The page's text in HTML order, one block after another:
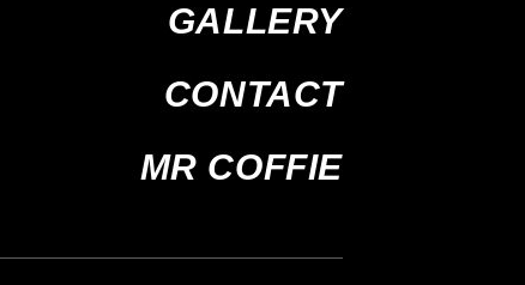
GALLERY
CONTACT
MR COFFIE